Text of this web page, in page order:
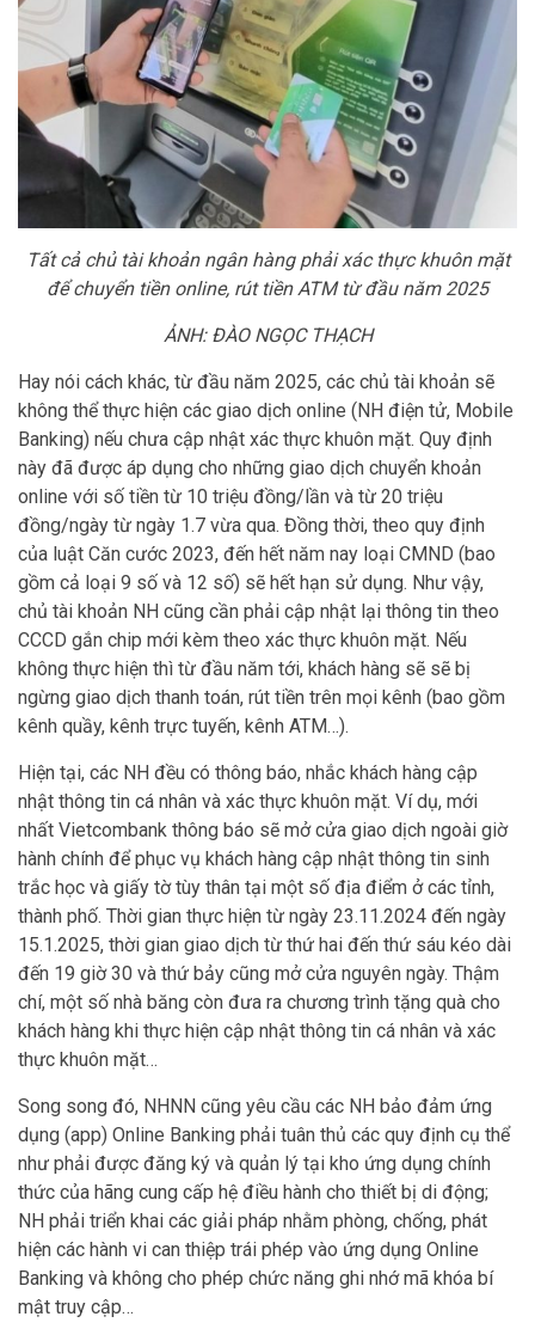
Tất cả chủ tài khoản ngân hàng phải xác thực khuôn mặt
để chuyển tiền online, rút tiền ATM từ đầu năm 2025
ẢNH: ĐÀO NGỌC THẠCH
Hay nói cách khác, từ đầu năm 2025, các chủ tài khoản sẽ
không thể thực hiện các giao dịch online (NH điện tử, Mobile
Banking) nếu chưa cập nhật xác thực khuôn mặt. Quy định
này đã được áp dụng cho những giao dịch chuyển khoản
online với số tiền từ 10 triệu đồng/lần và từ 20 triệu
đồng/ngày từ ngày 1.7 vừa qua. Đồng thời, theo quy định
của luật Căn cước 2023, đến hết năm nay loại CMND (bao
gồm cả loại 9 số và 12 số) sẽ hết hạn sử dụng. Như vậy,
chủ tài khoản NH cũng cần phải cập nhật lại thông tin theo
CCCD gắn chip mới kèm theo xác thực khuôn mặt. Nếu
không thực hiện thì từ đầu năm tới, khách hàng sẽ sẽ bị
ngừng giao dịch thanh toán, rút tiền trên mọi kênh (bao gồm
kênh quầy, kênh trực tuyến, kênh ATM…).
Hiện tại, các NH đều có thông báo, nhắc khách hàng cập
nhật thông tin cá nhân và xác thực khuôn mặt. Ví dụ, mới
nhất Vietcombank thông báo sẽ mở cửa giao dịch ngoài giờ
hành chính để phục vụ khách hàng cập nhật thông tin sinh
trắc học và giấy tờ tùy thân tại một số địa điểm ở các tỉnh,
thành phố. Thời gian thực hiện từ ngày 23.11.2024 đến ngày
15.1.2025, thời gian giao dịch từ thứ hai đến thứ sáu kéo dài
đến 19 giờ 30 và thứ bảy cũng mở cửa nguyên ngày. Thậm
chí, một số nhà băng còn đưa ra chương trình tặng quà cho
khách hàng khi thực hiện cập nhật thông tin cá nhân và xác
thực khuôn mặt…
Song song đó, NHNN cũng yêu cầu các NH bảo đảm ứng
dụng (app) Online Banking phải tuân thủ các quy định cụ thể
như phải được đăng ký và quản lý tại kho ứng dụng chính
thức của hãng cung cấp hệ điều hành cho thiết bị di động;
NH phải triển khai các giải pháp nhằm phòng, chống, phát
hiện các hành vi can thiệp trái phép vào ứng dụng Online
Banking và không cho phép chức năng ghi nhớ mã khóa bí
mật truy cập…